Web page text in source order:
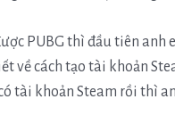
PUBG thì đầu tiên
về cách tạo tài khoản
tài khoản Steam rồi thì